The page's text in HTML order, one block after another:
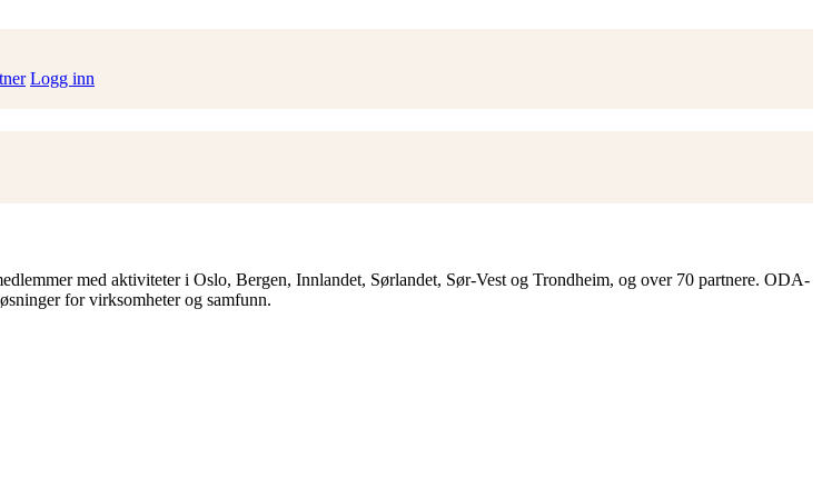
Logg inn
med aktiviteter i Oslo, Bergen, Innlandet, Sørlandet, Sør-Vest og Trondheim, og over 70 partnere. ODA-
for virksomheter og samfunn.